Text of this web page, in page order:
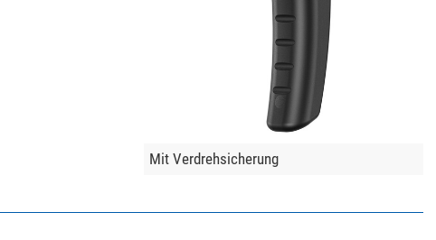
Mit Verdrehsicherung